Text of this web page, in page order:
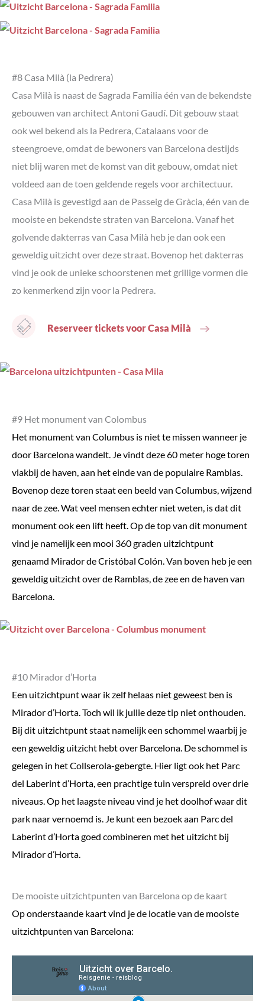
#8 Casa Milà (la Pedrera)
Casa Milà is naast de Sagrada Familia één van de bekendste
gebouwen van architect Antoni Gaudí. Dit gebouw staat
ook wel bekend als la Pedrera, Catalaans voor de
steengroeve, omdat de bewoners van Barcelona destijds
niet blij waren met de komst van dit gebouw, omdat niet
voldeed aan de toen geldende regels voor architectuur.
Casa Milà is gevestigd aan de Passeig de Gràcia, één van de
mooiste en bekendste straten van Barcelona. Vanaf het
golvende dakterras van Casa Milà heb je dan ook een
geweldig uitzicht over deze straat. Bovenop het dakterras
vind je ook de unieke schoorstenen met grillige vormen die
zo kenmerkend zijn voor la Pedrera.
Reserveer tickets voor Casa Milà
#9 Het monument van Colombus
Het monument van Columbus is niet te missen wanneer je
door Barcelona wandelt. Je vindt deze 60 meter hoge toren
vlakbij de haven, aan het einde van de populaire Ramblas.
Bovenop deze toren staat een beeld van Columbus, wijzend
naar de zee. Wat veel mensen echter niet weten, is dat dit
monument ook een lift heeft. Op de top van dit monument
vind je namelijk een mooi 360 graden uitzichtpunt
genaamd Mirador de Cristóbal Colón. Van boven heb je een
geweldig uitzicht over de Ramblas, de zee en de haven van
Barcelona.
#10 Mirador d’Horta
Een uitzichtpunt waar ik zelf helaas niet geweest ben is
Mirador d’Horta. Toch wil ik jullie deze tip niet onthouden.
Bij dit uitzichtpunt staat namelijk een schommel waarbij je
een geweldig uitzicht hebt over Barcelona. De schommel is
gelegen in het Collserola-gebergte. Hier ligt ook het Parc
del Laberint d’Horta, een prachtige tuin verspreid over drie
niveaus. Op het laagste niveau vind je het doolhof waar dit
park naar vernoemd is. Je kunt een bezoek aan Parc del
Laberint d’Horta goed combineren met het uitzicht bij
Mirador d’Horta.
De mooiste uitzichtpunten van Barcelona op de kaart
Op onderstaande kaart vind je de locatie van de mooiste
uitzichtpunten van Barcelona: